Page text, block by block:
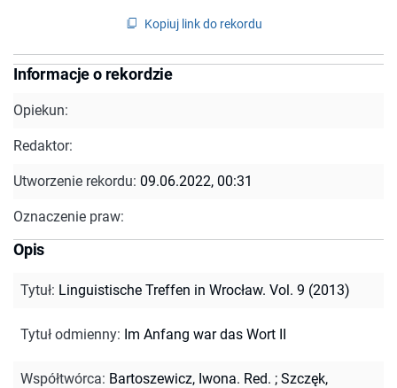
Kopiuj link do rekordu
Informacje o rekordzie
Opiekun:
Redaktor:
Utworzenie rekordu: 09.06.2022, 00:31
Oznaczenie praw:
Opis
Tytuł: Linguistische Treffen in Wrocław. Vol. 9 (2013)
Tytuł odmienny: Im Anfang war das Wort II
Współtwórca: Bartoszewicz, Iwona. Red. ; Szczęk,